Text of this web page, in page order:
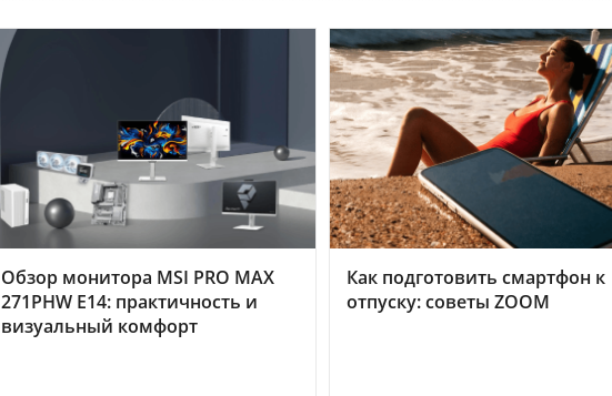
Обзор монитора MSI PRO MAX
271PHW E14: практичность и
визуальный комфорт
Как подготовить смартфон к
отпуску: советы ZOOM